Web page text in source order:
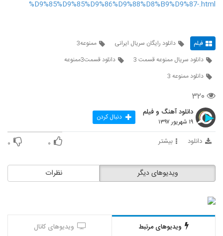
%D9%85%D9%85%D9%86%D9%88%D8%B9%D9%87-.html
فیلم دانلود رایگان سریال ایرانی
ممنوعه3
دانلود سریال ممنوعه قسمت 3
دانلود قسمت3ممنوعه
دانلود ممنوعه 3
۳۲۰
دانلود آهنگ و فیلم
۱۹ شهریور ۱۳۹۷ دنبال کردن
دانلود بیشتر ۰ ۰
نظرات ویدیوهای دیگر
ویدیوهای مرتبط ویدیوهای کانال